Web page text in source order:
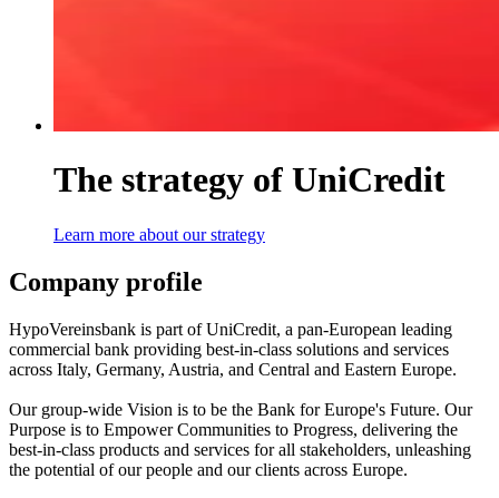
The strategy of UniCredit
Learn more about our strategy
Company profile
HypoVereinsbank is part of UniCredit, a pan‑European leading
commercial bank providing best-in-class solutions and services
across Italy, Germany, Austria, and Central and Eastern Europe.
Our group-wide Vision is to be the Bank for Europe's Future. Our
Purpose is to Empower Communities to Progress, delivering the
best-in-class products and services for all stakeholders, unleashing
the potential of our people and our clients across Europe.